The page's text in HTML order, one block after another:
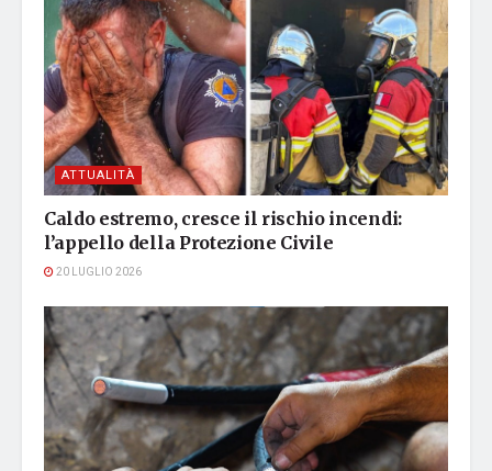
ATTUALITÀ
Caldo estremo, cresce il rischio incendi:
l’appello della Protezione Civile
20 LUGLIO 2026